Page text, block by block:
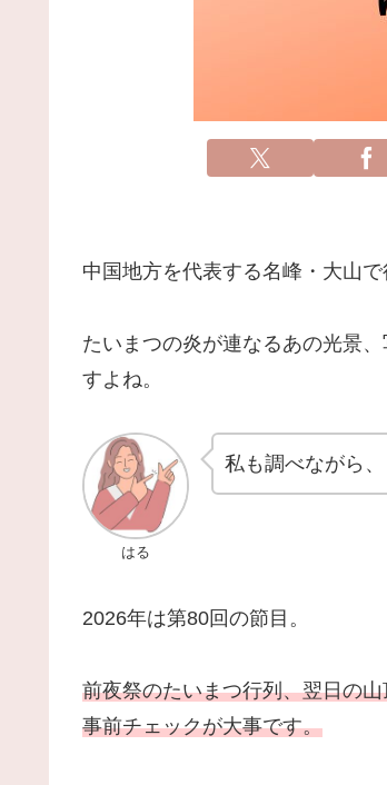
中国地方を代表する名峰・大山
たいまつの炎が連なるあの光景
すよね。
はる
私も調べながら
2026年は第80回の節目。
前夜祭のたいまつ行列、翌日の
事前チェックが大事です。